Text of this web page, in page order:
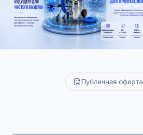
Публичная оферта